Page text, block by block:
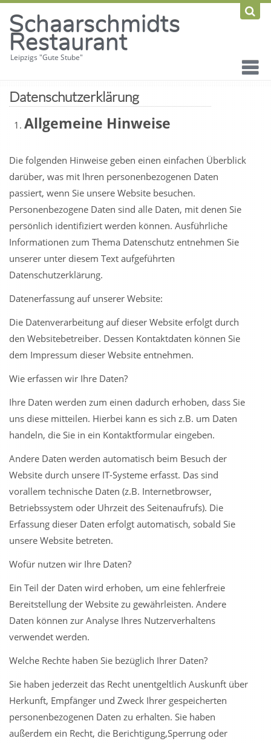
Schaarschmidts
Restaurant
Leipzigs "Gute Stube"
Datenschutzerklärung
Allgemeine Hinweise
Die folgenden Hinweise geben einen einfachen Überblick
darüber, was mit Ihren personenbezogenen Daten
passiert, wenn Sie unsere Website besuchen.
Personenbezogene Daten sind alle Daten, mit denen Sie
persönlich identifiziert werden können. Ausführliche
Informationen zum Thema Datenschutz entnehmen Sie
unserer unter diesem Text aufgeführten
Datenschutzerklärung.
Datenerfassung auf unserer Website:
Die Datenverarbeitung auf dieser Website erfolgt durch
den Websitebetreiber. Dessen Kontaktdaten können Sie
dem Impressum dieser Website entnehmen.
Wie erfassen wir Ihre Daten?
Ihre Daten werden zum einen dadurch erhoben, dass Sie
uns diese mitteilen. Hierbei kann es sich z.B. um Daten
handeln, die Sie in ein Kontaktformular eingeben.
Andere Daten werden automatisch beim Besuch der
Website durch unsere IT-Systeme erfasst. Das sind
vorallem technische Daten (z.B. Internetbrowser,
Betriebssystem oder Uhrzeit des Seitenaufrufs). Die
Erfassung dieser Daten erfolgt automatisch, sobald Sie
unsere Website betreten.
Wofür nutzen wir Ihre Daten?
Ein Teil der Daten wird erhoben, um eine fehlerfreie
Bereitstellung der Website zu gewährleisten. Andere
Daten können zur Analyse Ihres Nutzerverhaltens
verwendet werden.
Welche Rechte haben Sie bezüglich Ihrer Daten?
Sie haben jederzeit das Recht unentgeltlich Auskunft über
Herkunft, Empfänger und Zweck Ihrer gespeicherten
personenbezogenen Daten zu erhalten. Sie haben
außerdem ein Recht, die Berichtigung,Sperrung oder